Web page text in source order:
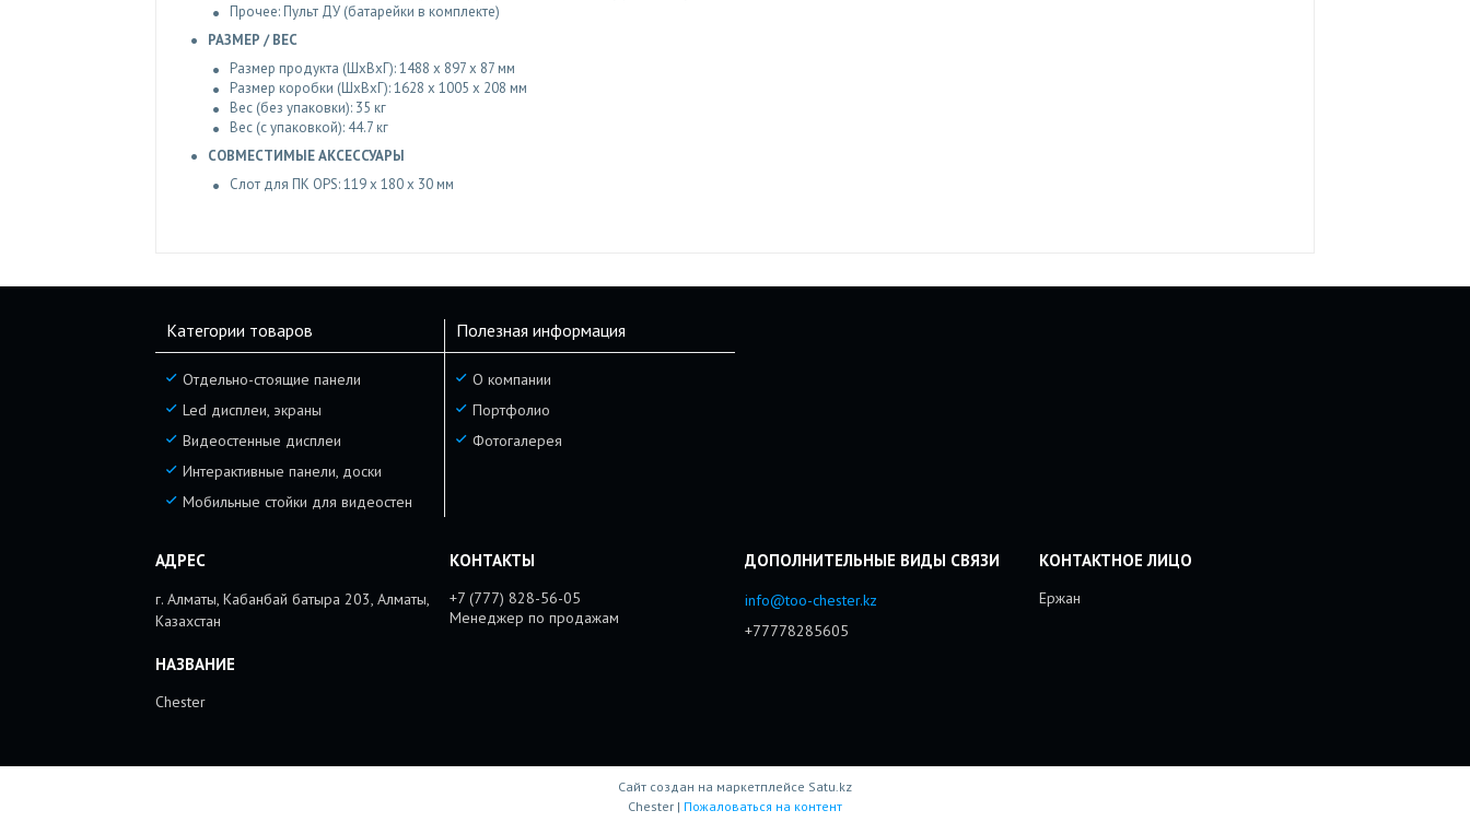
Прочее: Пульт ДУ (батарейки в комплекте)
РАЗМЕР / ВЕС
Размер продукта (ШxВxГ): 1488 x 897 x 87 мм
Размер коробки (ШxВxГ): 1628 x 1005 x 208 мм
Вес (без упаковки): 35 кг
Вес (с упаковкой): 44.7 кг
СОВМЕСТИМЫЕ АКСЕССУАРЫ
Слот для ПК OPS: 119 x 180 x 30 мм
Категории товаров
Отдельно-стоящие панели
Led дисплеи, экраны
Видеостенные дисплеи
Интерактивные панели, доски
Мобильные стойки для видеостен
Полезная информация
О компании
Портфолио
Фотогалерея
г. Алматы, Кабанбай батыра 203, Алматы,
Казахстан
Chester
+7 (777) 828-56-05
Менеджер по продажам
info@too-chester.kz
+77778285605
Ержан
Сайт создан на маркетплейсе Satu.kz
Chester | Пожаловаться на контент